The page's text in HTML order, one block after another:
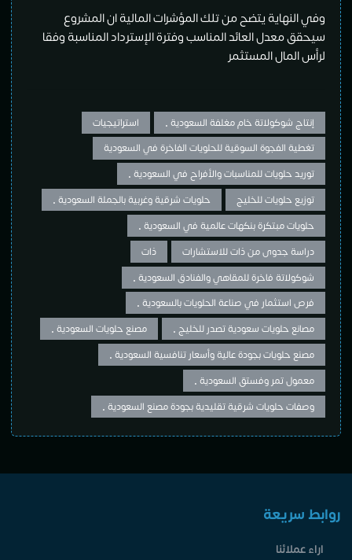
وفي النهاية يتضح من تلك المؤشرات المالية ان المشروع
سيحقق معدل العائد المناسب وفترة الإسترداد المناسبة وفقا
لرأس المال المستثمر
إنتاج شوكولاتة خام مغلفة السعودية •
استراتيجيات
تغطية الفجوة السوقية للحلويات الفاخرة في السعودية
توريد حلويات للمناسبات والأفراح في السعودية •
توزيع حلويات للخليج
حلويات شرقية وغربية بالجملة السعودية •
حلويات مبتكرة بنكهات عالمية في السعودية •
دراسة جدوى من ذات للاستشارات
ذات
شوكولاتة فاخرة للمقاهي والفنادق السعودية •
فرص استثمار في صناعة الحلويات بالسعودية •
مصانع حلويات سعودية تصدر للخليج •
مصنع حلويات السعودية •
مصنع حلويات بجودة عالية وأسعار تنافسية السعودية •
معمول تمر وفستق السعودية •
وصفات حلويات شرقية تقليدية بجودة مصنع السعودية •
روابط سريعة
اراء عملائنا